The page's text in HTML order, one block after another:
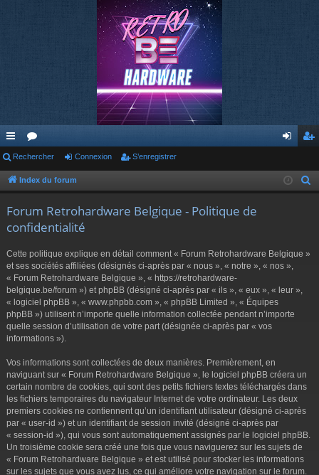
cc
ès
or
u
s
ne nr
Rechercher Connexion S’enregistrer
Index du forum
Forum Retrohardware Belgique - Politique de
confidentialité
Cette politique explique en détail comment « Forum Retrohardware Belgique »
et ses sociétés affiliées (désignés ci-après par « nous », « notre », « nos »,
« Forum Retrohardware Belgique », « https://retrohardware-
belgique.be/forum ») et phpBB (désigné ci-après par « ils », « eux », « leur »,
« logiciel phpBB », « www.phpbb.com », « phpBB Limited », « Équipes
phpBB ») utilisent n’importe quelle information collectée pendant n’importe
quelle session d’utilisation de votre part (désignée ci-après par « vos
informations »).
Vos informations sont collectées de deux manières. Premièrement, en
naviguant sur « Forum Retrohardware Belgique », le logiciel phpBB créera un
certain nombre de cookies, qui sont des petits fichiers textes téléchargés dans
les fichiers temporaires du navigateur Internet de votre ordinateur. Les deux
premiers cookies ne contiennent qu’un identifiant utilisateur (désigné ci-après
par « user-id ») et un identifiant de session invité (désigné ci-après par
« session-id »), qui vous sont automatiquement assignés par le logiciel phpBB.
Un troisième cookie sera créé une fois que vous naviguerez sur les sujets de
« Forum Retrohardware Belgique » et est utilisé pour stocker les informations
sur les sujets que vous avez lus, ce qui améliore votre navigation sur le forum.